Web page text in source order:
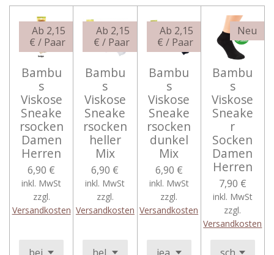
Ab 2,15
€ / Paar
Bambu
s
Viskose
Sneake
rsocken
Damen
Herren
6,90 €
inkl. MwSt
zzgl.
Versandkosten
Ab 2,15
€ / Paar
Bambu
s
Viskose
Sneake
rsocken
heller
Mix
6,90 €
inkl. MwSt
zzgl.
Versandkosten
Ab 2,15
€ / Paar
Bambu
s
Viskose
Sneake
rsocken
dunkel
Mix
6,90 €
inkl. MwSt
zzgl.
Versandkosten
Neu
Bambu
s
Viskose
Sneake
r
Socken
Damen
Herren
7,90 €
inkl. MwSt
zzgl.
Versandkosten